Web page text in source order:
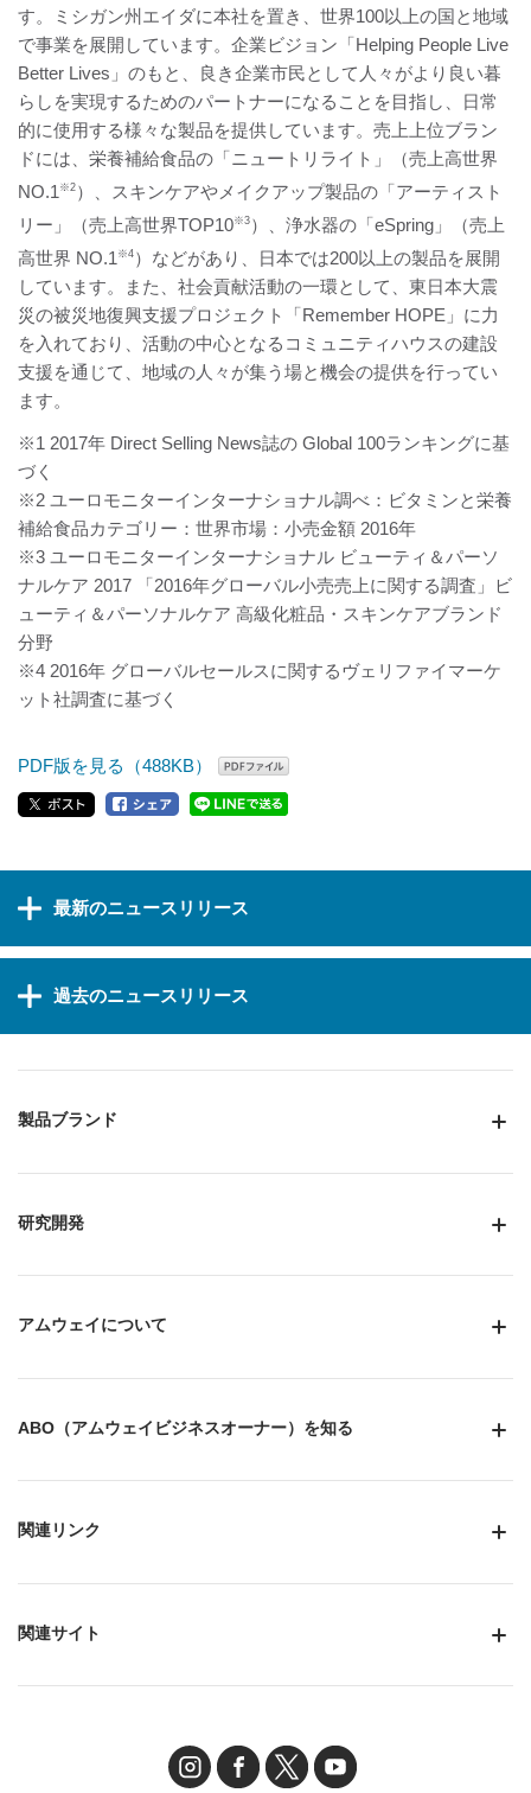
す。ミシガン州エイダに本社を置き、世界100以上の国と地域
で事業を展開しています。企業ビジョン「Helping People Live
Better Lives」のもと、良き企業市民として人々がより良い暮
らしを実現するためのパートナーになることを目指し、日常
的に使用する様々な製品を提供しています。売上上位ブラン
ドには、栄養補給食品の「ニュートリライト」（売上高世界
NO.1 ※2 ）、スキンケアやメイクアップ製品の「アーティスト
リー」（売上高世界TOP10※3 ）、浄水器の「eSpring」（売上
高世界 NO.1 ※4 ）などがあり、日本では200以上の製品を展開
しています。また、社会貢献活動の一環として、東日本大震
災の被災地復興支援プロジェクト「Remember HOPE」に力
を入れており、活動の中心となるコミュニティハウスの建設
支援を通じて、地域の人々が集う場と機会の提供を行ってい
ます。
※1 2017年 Direct Selling News誌の Global 100ランキングに基
づく
※2 ユーロモニターインターナショナル調べ：ビタミンと栄養
補給食品カテゴリー：世界市場：小売金額 2016年
※3 ユーロモニターインターナショナル ビューティ＆パーソ
ナルケア 2017 「2016年グローバル小売売上に関する調査」ビ
ューティ＆パーソナルケア 高級化粧品・スキンケアブランド
分野
※4 2016年 グローバルセールスに関するヴェリファイマーケ
ット社調査に基づく
PDF版を見る（488KB）
最新のニュースリリース
過去のニュースリリース
製品ブランド
研究開発
アムウェイについて
ABO（アムウェイビジネスオーナー）を知る
関連リンク
関連サイト